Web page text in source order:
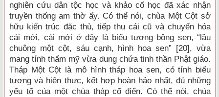
nghiên cứu dân tộc học và khảo cổ học đã xác nhận
truyền thống am thờ ấy. Có thể nói, chùa Một Cột sở
hữu kiến trúc đặc thù, tiếp thu cái cũ và chuyển hóa
cái mới, cái mới ở đây là biểu tượng bông sen, “lầu
chuông một cột, sáu cạnh, hình hoa sen” [20], vừa
mang tính thẩm mỹ vừa dung chứa tinh thần Phật giáo.
Tháp Một Cột là mô hình tháp hoa sen, có tính biểu
tượng và hiện thực, kết hợp hoàn hảo nhất, đủ những
yếu tố của một chùa tháp cổ điển. Có thể nói, chùa